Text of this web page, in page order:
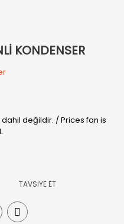
KONDENSER
değildir. / Prices fan is
TAVSİYE ET